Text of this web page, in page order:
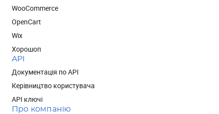
WooCommerce
OpenCart
Wix
Хорошоп
API
Документація по API
Керівництво користувача
API ключі
Про компанію